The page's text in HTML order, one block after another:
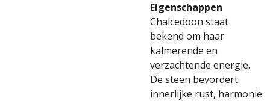
Eigenschappen
Chalcedoon staat
bekend om haar
kalmerende en
verzachtende energie.
De steen bevordert
innerlijke rust, harmonie